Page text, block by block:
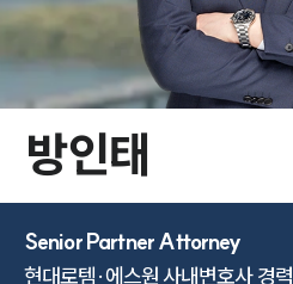
방인태
Senior Partner Attorney
현대로템·에스원 사내변호사 경력